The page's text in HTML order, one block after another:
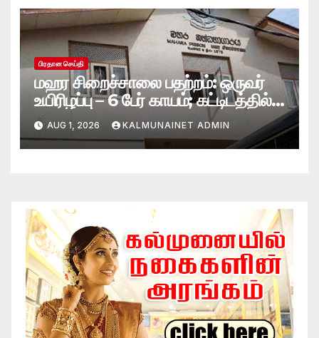
பிரதான செய்தி
மஹர சிறைச்சாலை பதற்றம்: ஒருவர்
உயிரிழப்பு – 6 பேர் காயம்; கட்டிடத்தில்
பாரிய தீ
AUG 1, 2026 KALMUNAINET ADMIN